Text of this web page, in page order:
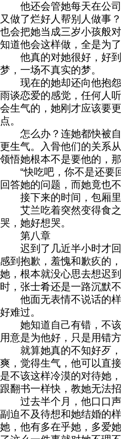
他还会管她每天在公司
又做了烂好人帮别人做事
也会把她当成三岁小孩般
知道他会这样做，全是为了
他真的对她很好，好到
梦，一场不真实的梦。
现在的她却还向他抱怨
雨谈恋爱的感觉，任何人
会生气的，她刚才应该要
点。
怎么办？连她都快被自
更生气。入骨他们的关系
领悟她根本不是要他的，
“快吃吧，你不是还要
回答她的问题，而她竟也不
接下来的时间，包厢里
艾兰吃着突然变得食之
哭，她好想哭。
第八章
迟到了几近半小时才回
感到抱歉，羞愧和歉疚的
她，根本就没心思去想迟
时，张士肴还是一路沉默不
他面无表情不说话的样
好难过。
她知道自己有错，不该
用意是为他好，只是用错方
就算她真的不知好歹，
爽，觉得生气，他可以直
是不该这样冷漠的对待她
跟翻书一样快，教她无法招
过去半个月，他口口声
副迫不及待想和她结婚的
她，他有多在乎她，多爱